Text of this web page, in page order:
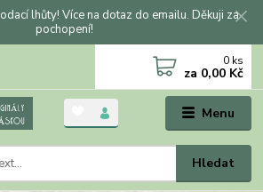
lhůty! Více na dotaz do emailu. Děkuji za
pochopení!
Menu
Hledat
0 ks
za 0,00 Kč